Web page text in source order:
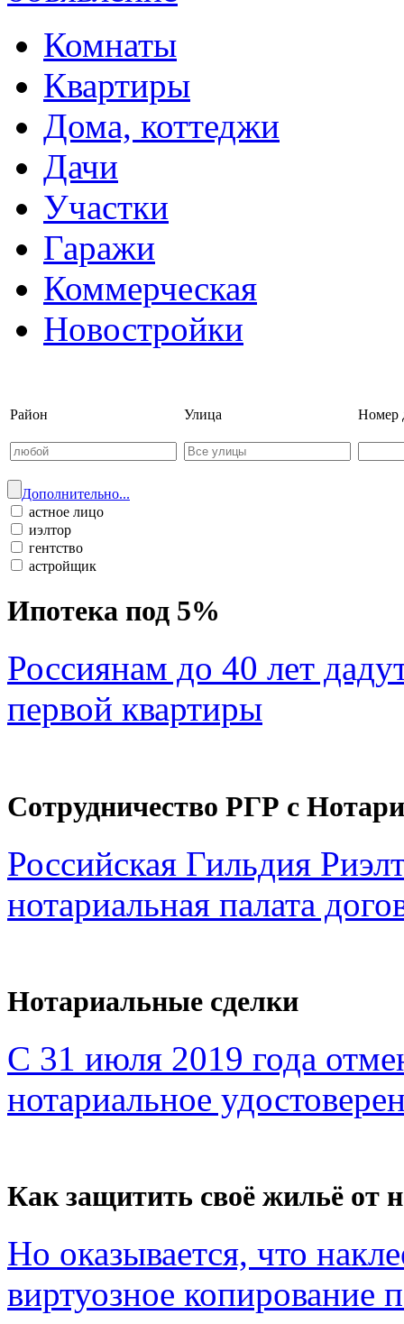
Комнаты
Квартиры
Дома, коттеджи
Дачи
Участки
Гаражи
Коммерческая
Новостройки
Район Улица Номер
Дополнительно...
астное лицо
иэлтор
гентство
астройщик
Ипотека под 5%
Россиянам до 40 лет
первой квартиры
Сотрудничество РГР с
Российская Гильдия
нотариальная палата
Нотариальные сделки
С 31 июля 2019 года
нотариальное
Как защитить своё жильё от
Но оказывается, что
виртуозное копирование